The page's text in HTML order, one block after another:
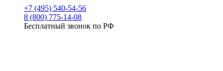
+7 (495) 540-54-56
8 (800) 775-14-08
Бесплатный звонок по РФ